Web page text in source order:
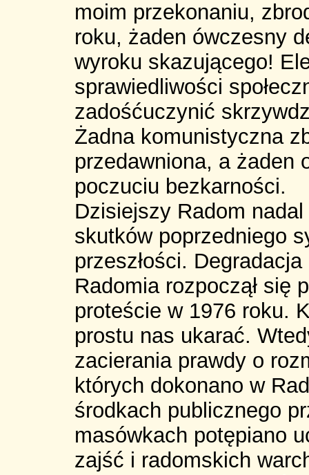
moim przekonaniu,
roku, żaden ówczesny
wyroku skazującego!
sprawiedliwości
zadośćuczynić
Żadna komunistyczna
przedawniona, a żaden
poczuciu bezkarności.
Dzisiejszy Radom
skutków poprzedniego
przeszłości.
Radomia rozpoczął się
proteście w 1976 roku.
prostu nas ukarać.
zacierania prawdy o
których dokonano w
środkach publicznego
masówkach potępiano
zajść i radomskich